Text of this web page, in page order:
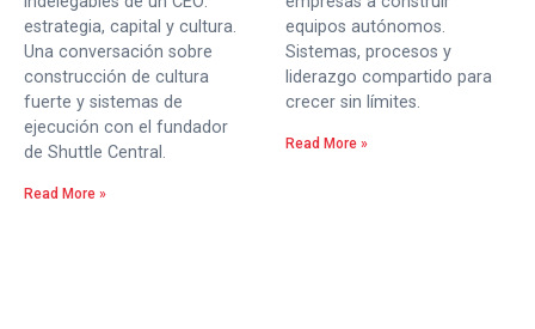
estrategia, capital y cultura.
Una conversación sobre
construcción de cultura
fuerte y sistemas de
ejecución con el fundador
de Shuttle Central.
Read More »
equipos autónomos.
Sistemas, procesos y
liderazgo compartido para
crecer sin límites.
Read More »